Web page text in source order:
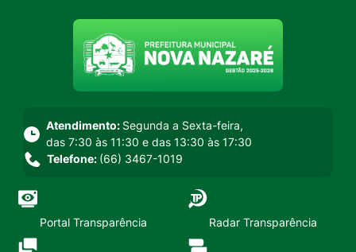
Seção do menu principal
Atendimento: Segunda a Sexta-feira,
das 7:30 às 11:30 e das 13:30 às 17:30
Telefone: (66) 3467-1019
Portal Transparência Radar Transparência